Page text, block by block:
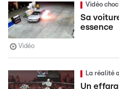
Vidéo choc
Sa
essence
Vidéo
La réalité
Un